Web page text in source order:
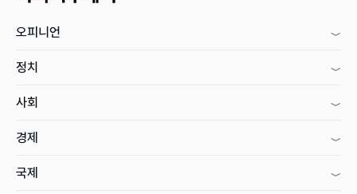
오피니언
정치
사회
경제
국제